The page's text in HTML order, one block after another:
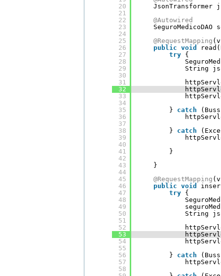
20
21
22
23
24
25
26
27
28
29
30
31
32
33
34
35
36
37
38
39
40
41
42
43
44
45
46
47
48
49
50
51
52
53
54
55
56
57
58
JsonTransformer
@Autowired
SeguroMedicoDAO
@RequestMapping
public void
try
{
String
} catch
} catch
}
}
@RequestMapping
public void
try
{
String
} catch